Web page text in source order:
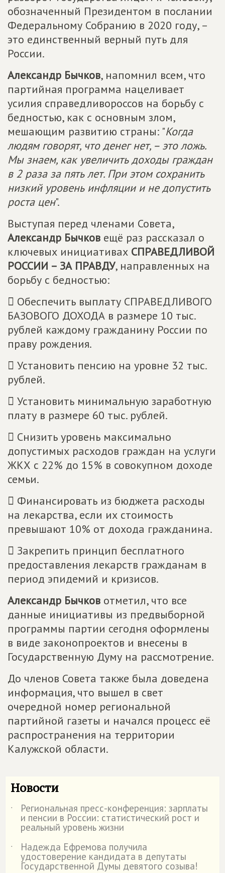
обозначенный Президентом в послании
Федеральному Собранию в 2020 году, –
это единственный верный путь для
России.
Александр Бычков, напомнил всем, что
партийная программа нацеливает
усилия справедливороссов на борьбу с
бедностью, как с основным злом,
мешающим развитию страны: "Когда
людям говорят, что денег нет, – это ложь.
Мы знаем, как увеличить доходы граждан
в 2 раза за пять лет. При этом сохранить
низкий уровень инфляции и не допустить
роста цен".
Выступая перед членами Совета,
Александр Бычков ещё раз рассказал о
ключевых инициативах СПРАВЕДЛИВОЙ
РОССИИ – ЗА ПРАВДУ, направленных на
борьбу с бедностью:
 Обеспечить выплату СПРАВЕДЛИВОГО
БАЗОВОГО ДОХОДА в размере 10 тыс.
рублей каждому гражданину России по
праву рождения.
 Установить пенсию на уровне 32 тыс.
рублей.
 Установить минимальную заработную
плату в размере 60 тыс. рублей.
 Снизить уровень максимально
допустимых расходов граждан на услуги
ЖКХ с 22% до 15% в совокупном доходе
семьи.
 Финансировать из бюджета расходы
на лекарства, если их стоимость
превышают 10% от дохода гражданина.
 Закрепить принцип бесплатного
предоставления лекарств гражданам в
период эпидемий и кризисов.
Александр Бычков отметил, что все
данные инициативы из предвыборной
программы партии сегодня оформлены
в виде законопроектов и внесены в
Государственную Думу на рассмотрение.
До членов Совета также была доведена
информация, что вышел в свет
очередной номер региональной
партийной газеты и начался процесс её
распространения на территории
Калужской области.
Новости
˙ Региональная пресс-конференция: зарплаты
и пенсии в России: статистический рост и
реальный уровень жизни
˙
Надежда Ефремова получила
удостоверение кандидата в депутаты
Государственной Думы девятого созыва!